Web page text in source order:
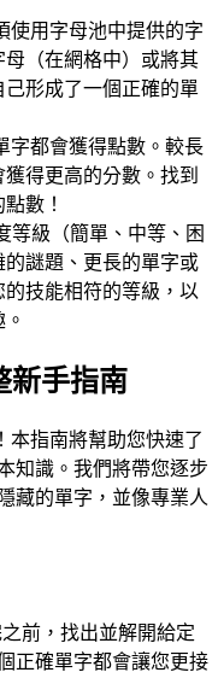
使用字母池中提供的字
（在網格中）或將其
形成了一個正確的單
字都會獲得點數。較長
得更高的分數。找到
數！
等級（簡單、中等、困
謎題、更長的單字或
技能相符的等級，以
新手指南
本指南將幫助您快速了
知識。我們將帶您逐步
藏的單字，並像專業人
前，找出並解開給定
正確單字都會讓您更接